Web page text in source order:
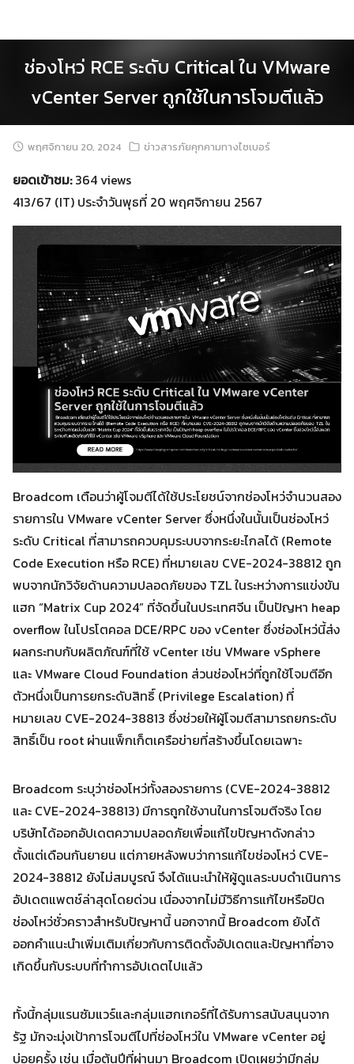
Search
for:
Search
ช่องโหว่ RCE ระดับ Critical ใน VMware
vCenter Server ถูกใช้ในการโจมตีแล้ว
พฤศจิกายน 20, 2024 ข่าวสารภัยคุกคามทางไซเบอร์
ยอดเข้าชม:364 views
413/67 (IT) ประจำวันพุธที่ 20 พฤศจิกายน 2567
Broadcom เตือนว่าผู้โจมตีได้ใช้ประโยชน์จากช่องโหว่จำนวนสอง
รายการใน VMware vCenter Server ซึ่งหนึ่งในนั้นเป็นช่องโหว่
ระดับ Critical ที่สามารถควบคุมระบบจากระยะไกลได้ (Remote
Code Execution หรือ RCE) ที่หมายเลข CVE-2024-38812 ถูก
พบจากนักวิจัยด้านความปลอดภัยของ TZL ในระหว่างการแข่งขัน
แฮก “Matrix Cup 2024” ที่จัดขึ้นในประเทศจีน เป็นปัญหา heap
overflow ในโปรโตคอล DCE/RPC ของ vCenter ซึ่งช่องโหว่นี้ส่ง
ผลกระทบกับผลิตภัณฑ์ที่ใช้ vCenter เช่น VMware vSphere
และ VMware Cloud Foundation ส่วนช่องโหว่ที่ถูกใช้โจมตีอีก
ตัวหนึ่งเป็นการยกระดับสิทธิ์ (Privilege Escalation) ที่
หมายเลข CVE-2024-38813 ซึ่งช่วยให้ผู้โจมตีสามารถยกระดับ
สิทธิ์เป็น root ผ่านแพ็กเก็ตเครือข่ายที่สร้างขึ้นโดยเฉพาะ
Broadcom ระบุว่าช่องโหว่ทั้งสองรายการ (CVE-2024-38812
และ CVE-2024-38813) มีการถูกใช้งานในการโจมตีจริง โดย
บริษัทได้ออกอัปเดตความปลอดภัยเพื่อแก้ไขปัญหาดังกล่าว
ตั้งแต่เดือนกันยายน แต่ภายหลังพบว่าการแก้ไขช่องโหว่ CVE-
2024-38812 ยังไม่สมบูรณ์ จึงได้แนะนำให้ผู้ดูแลระบบดำเนินการ
อัปเดตแพตช์ล่าสุดโดยด่วน เนื่องจากไม่มีวิธีการแก้ไขหรือปิด
ช่องโหว่ชั่วคราวสำหรับปัญหานี้ นอกจากนี้ Broadcom ยังได้
ออกคำแนะนำเพิ่มเติมเกี่ยวกับการติดตั้งอัปเดตและปัญหาที่อาจ
เกิดขึ้นกับระบบที่ทำการอัปเดตไปแล้ว
ทั้งนี้กลุ่มแรนซัมแวร์และกลุ่มแฮกเกอร์ที่ได้รับการสนับสนุนจาก
รัฐ มักจะมุ่งเป้าการโจมตีไปที่ช่องโหว่ใน VMware vCenter อยู่
บ่อยครั้ง เช่น เมื่อต้นปีที่ผ่านมา Broadcom เปิดเผยว่ามีกลุ่ม